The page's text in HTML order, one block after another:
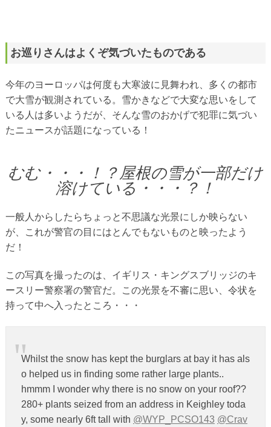
お巡りさんはよくぞ気づいたものである
今年のヨーロッパは何度も大寒波に見舞われ、多くの都市
で大雪が観測されている。雪かきなどで大変な思いをして
いる人は多いようだが、そんな雪のおかげで犯罪に気づい
たニュースが話題になっている！
むむ・・・！？屋根の雪が一部だけ
溶けている・・・？！
一般人からしたらちょっと不思議な光景にしか映らない
が、これが警官の目にはとんでもないものと映ったよう
だ！
この写真を撮ったのは、イギリス・キングスブリッジのキ
ースリー警察署の警官だ。この光景を不審に思い、令状を
持って中へ入ったところ・・・
Whilst the snow has kept the burglars at bay it has als
o helped us in finding some rather large plants..
hmmm I wonder why there is no snow on your roof??
280+ plants seized from an address in Keighley toda
y, some nearly 6ft tall with @WYP_PCSO143 @Crav